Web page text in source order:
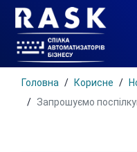
Головна Корисне
Запрошуємо